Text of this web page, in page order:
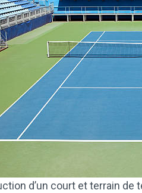
d’un court et terrain de